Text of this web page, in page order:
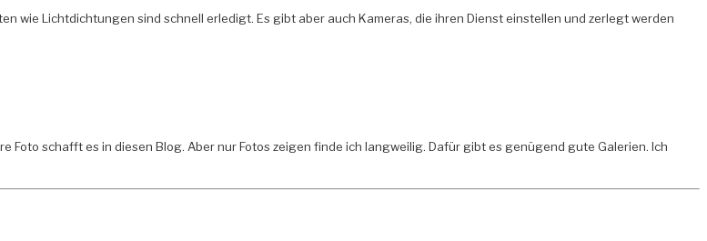
wie Lichtdichtungen sind schnell erledigt. Es gibt aber auch Kameras, die ihren Dienst einstellen und zerlegt werden
Foto schafft es in diesen Blog. Aber nur Fotos zeigen finde ich langweilig. Dafür gibt es genügend gute Galerien. Ich